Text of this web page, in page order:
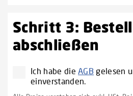
Schritt 3:
abschließen
Ich habe dieAGB gelesen
einverstanden.